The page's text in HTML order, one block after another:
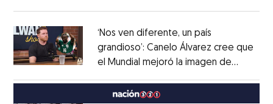
‘Nos ven diferente, un país
grandioso’: Canelo Álvarez cree que
el Mundial mejoró la imagen de
MéxicoOpens in new window